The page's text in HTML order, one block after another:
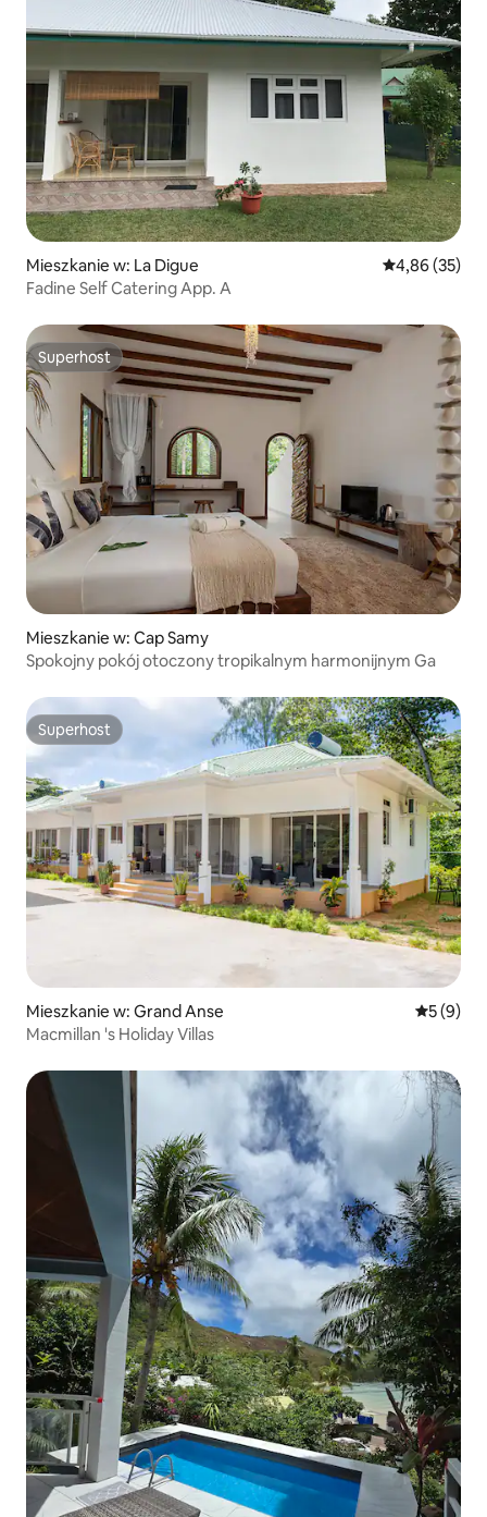
Mieszkanie w: La Digue Średnia
4,86 (35)
Fadine Self Catering App. A
Superhost
Superhost
Mieszkanie w: Cap Samy
Spokojny pokój otoczony tropikalnym harmonijnym Ga
Superhost
Superhost
Mieszkanie w: Grand Anse Średnia
5 (9)
Macmillan 's Holiday Villas